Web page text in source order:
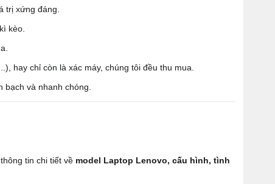
trị xứng đáng.
kèo.
hay chỉ còn là xác máy, chúng tôi đều thu mua.
và nhanh chóng.
thông tin chi tiết về model Laptop Lenovo, cấu hình, tình